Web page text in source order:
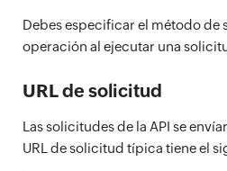
Debes especificar el método de
operación al ejecutar una
URL de solicitud
Las solicitudes de la API se
URL de solicitud típica tiene el